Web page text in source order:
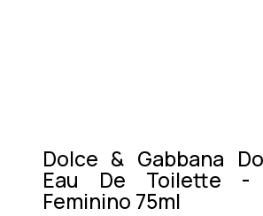
Dolce & Gabbana
Eau De Toilette -
Feminino 75ml